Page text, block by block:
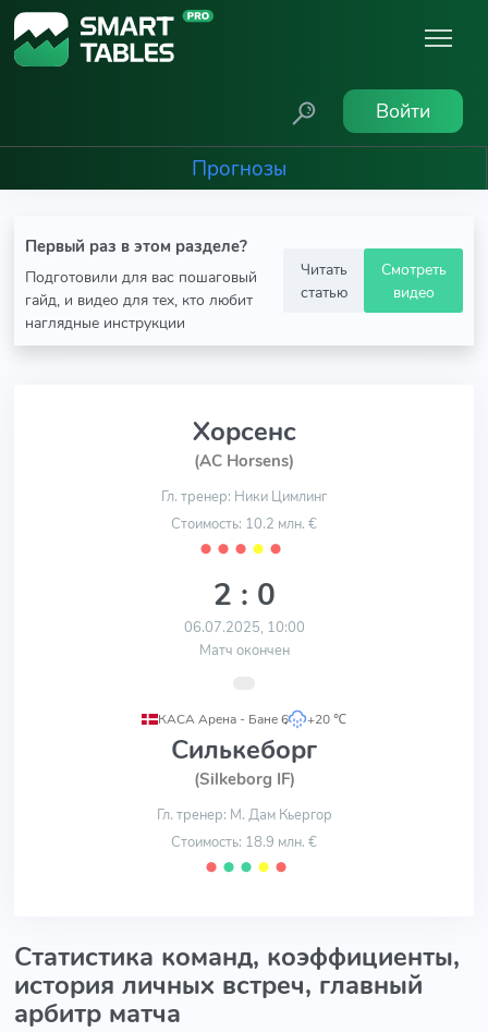
Войти
Прогнозы
Первый раз в этом разделе?
Подготовили для вас пошаговый
гайд, и видео для тех, кто любит
наглядные инструкции
Читать
статью
Смотреть
видео
Хорсенс
(AC Horsens)
Гл. тренер: Ники Цимлинг
Стоимость: 10.2 млн. €
⬤ ⬤ ⬤ ⬤ ⬤
2 : 0
06.07.2025, 10:00
Матч окончен
КАСА Арена - Бане 6
, +20 ℃
Силькеборг
(Silkeborg IF)
Гл. тренер: М. Дам Кьергор
Стоимость: 18.9 млн. €
⬤ ⬤ ⬤ ⬤ ⬤
Статистика команд, коэффициенты,
история личных встреч, главный
арбитр матча